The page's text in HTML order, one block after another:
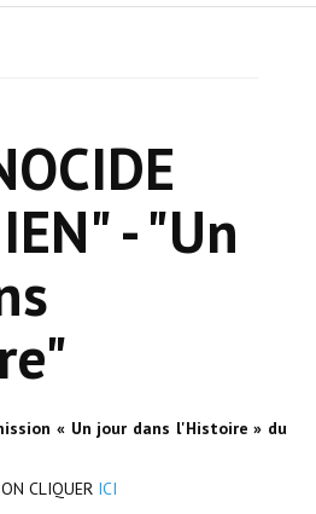
- "Un
« Un jour dans l'Histoire » du
CLIQUER ICI